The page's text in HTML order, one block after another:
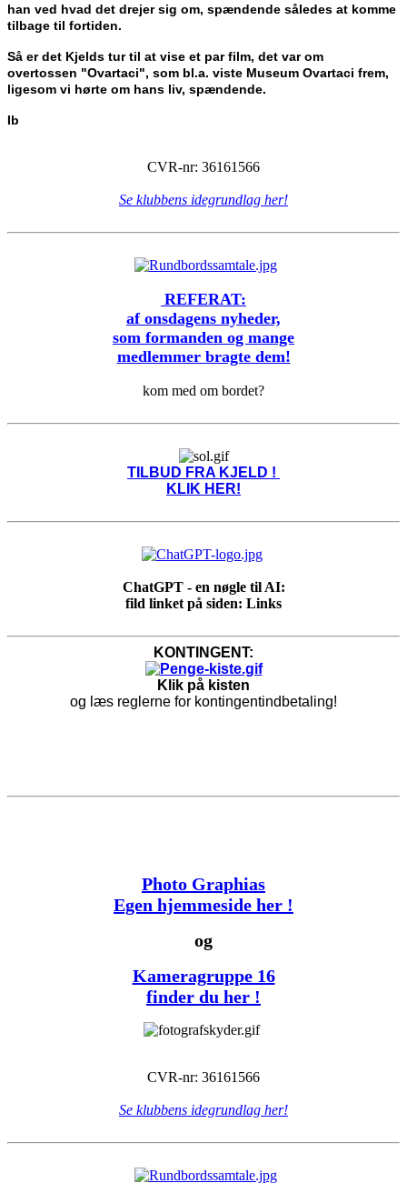
han ved hvad det drejer sig om, spændende således at komme
tilbage til fortiden.
Så er det Kjelds tur til at vise et par film, det var om
overtossen "Ovartaci", som bl.a. viste Museum Ovartaci frem,
ligesom vi hørte om hans liv, spændende.
Ib
CVR-nr: 36161566
Se klubbens idegrundlag her!
REFERAT:
af onsdagens nyheder,
som formanden og mange
medlemmer bragte dem!
kom med om bordet?
TILBUD FRA KJELD !
KLIK HER!
ChatGPT - en nøgle til AI:
fild linket på siden: Links
KONTINGENT:
Klik på kisten
og læs reglerne for kontingentindbetaling!
Photo Graphias
Egen hjemmeside her !
og
Kameragruppe 16
finder du her !
CVR-nr: 36161566
Se klubbens idegrundlag her!